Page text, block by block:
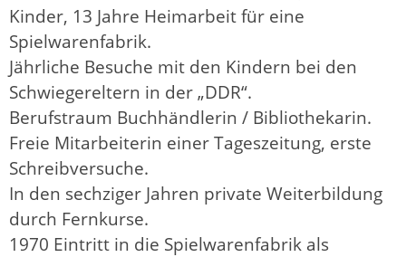
Kinder, 13 Jahre Heimarbeit für eine
Spielwarenfabrik.
Jährliche Besuche mit den Kindern bei den
Schwiegereltern in der „DDR“.
Berufstraum Buchhändlerin / Bibliothekarin.
Freie Mitarbeiterin einer Tageszeitung, erste
Schreibversuche.
In den sechziger Jahren private Weiterbildung
durch Fernkurse.
1970 Eintritt in die Spielwarenfabrik als